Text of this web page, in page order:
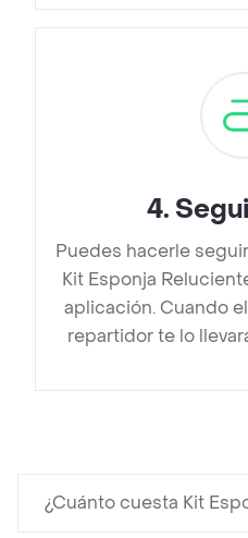
4.
Puedes hacerle
Kit Esponja
aplicación. Cuando
repartidor te lo
¿Cuánto cuesta Kit